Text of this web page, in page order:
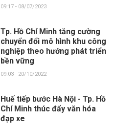
09:17 - 08/07/2023
Tp. Hồ Chí Minh tăng cường
chuyển đổi mô hình khu công
nghiệp theo hướng phát triển
bền vững
09:03 - 20/10/2022
Huế tiếp bước Hà Nội - Tp. Hồ
Chí Minh thúc đẩy văn hóa
đạp xe